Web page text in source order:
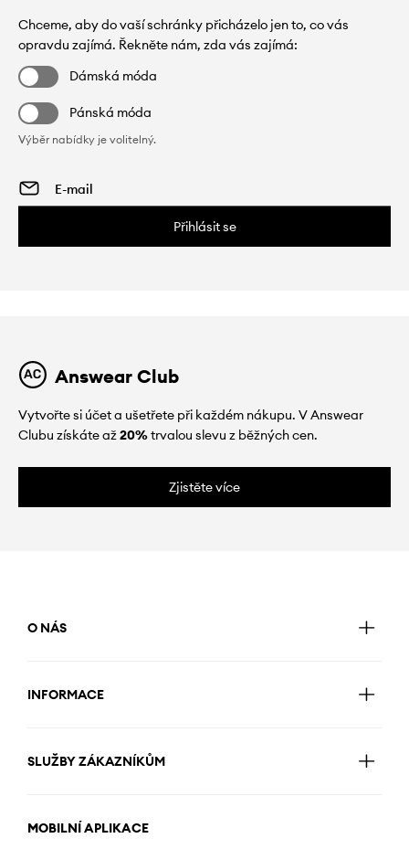
Chceme, aby do vaší schránky přicházelo jen to, co vás
opravdu zajímá. Řekněte nám, zda vás zajímá:
Dámská móda
Pánská móda
Výběr nabídky je volitelný.
Přihlásit se
Answear Club
Vytvořte si účet a ušetřete při každém nákupu. V Answear
Clubu získáte až20%trvalou slevu z běžných cen.
Zjistěte více
O NÁS
INFORMACE
SLUŽBY ZÁKAZNÍKŮM
MOBILNÍ APLIKACE